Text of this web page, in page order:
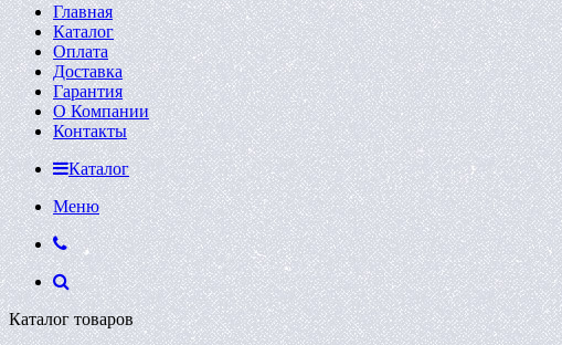
Главная
Каталог
Оплата
Доставка
Гарантия
О Компании
Контакты
Каталог
Меню
Каталог товаров